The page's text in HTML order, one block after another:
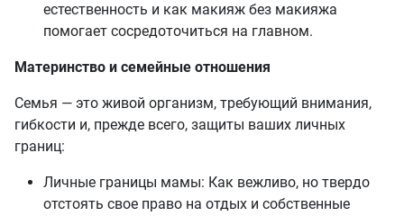
естественность и как макияж без макияжа
помогает сосредоточиться на главном.
Материнство и семейные отношения
Семья — это живой организм, требующий внимания,
гибкости и, прежде всего, защиты ваших личных
границ:
Личные границы мамы: Как вежливо, но твердо
отстоять свое право на отдых и собственные